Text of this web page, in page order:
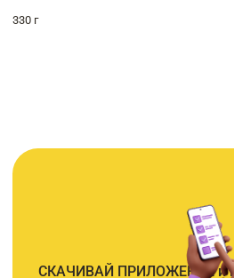
330 г
СКАЧИВАЙ ПРИЛОЖЕНИЕ и